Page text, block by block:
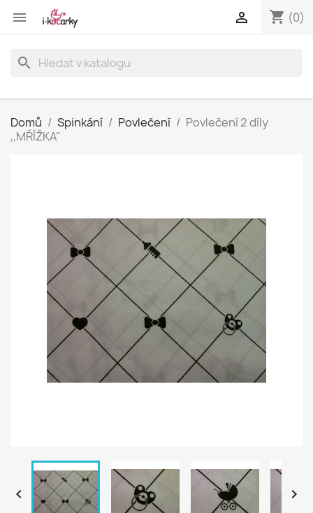
 shopping_cart (0)

search
Domů Spinkání Povlečení
Povlečení 2 díly
,,MŘÍŽKA"
 